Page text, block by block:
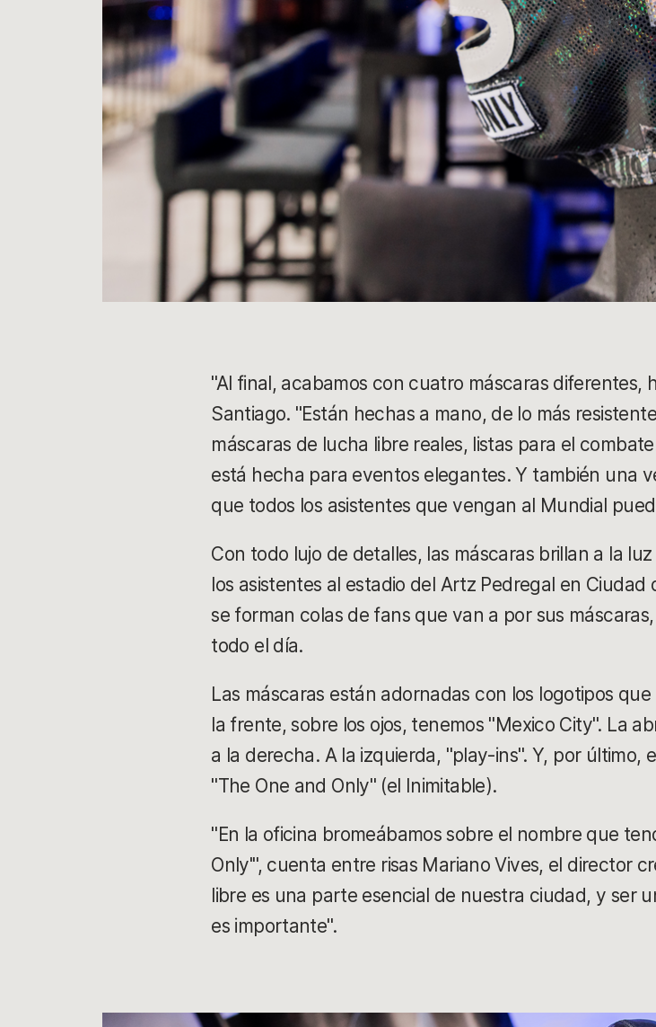
"Al final, acabamos con cuatro máscaras diferentes,
Santiago. "Están hechas a mano, de lo más
máscaras de lucha libre reales, listas para el
está hecha para eventos elegantes. Y también una
que todos los asistentes que vengan al Mundial
Con todo lujo de detalles, las máscaras brillan a la
los asistentes al estadio del Artz Pedregal en
se forman colas de fans que van a por sus
todo el día.
Las máscaras están adornadas con los logotipos
la frente, sobre los ojos, tenemos "Mexico City". La
a la derecha. A la izquierda, "play-ins". Y, por último,
"The One and Only" (el Inimitable).
"En la oficina bromeábamos sobre el nombre que
Only'", cuenta entre risas Mariano Vives, el director
libre es una parte esencial de nuestra ciudad, y ser
es importante".